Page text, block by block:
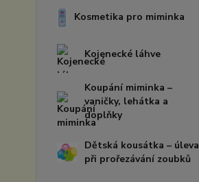
Kosmetika pro miminka
Kojenecké láhve
Koupání miminka –
vaničky, lehátka a
doplňky
Dětská kousátka – úleva
při prořezávání zoubků